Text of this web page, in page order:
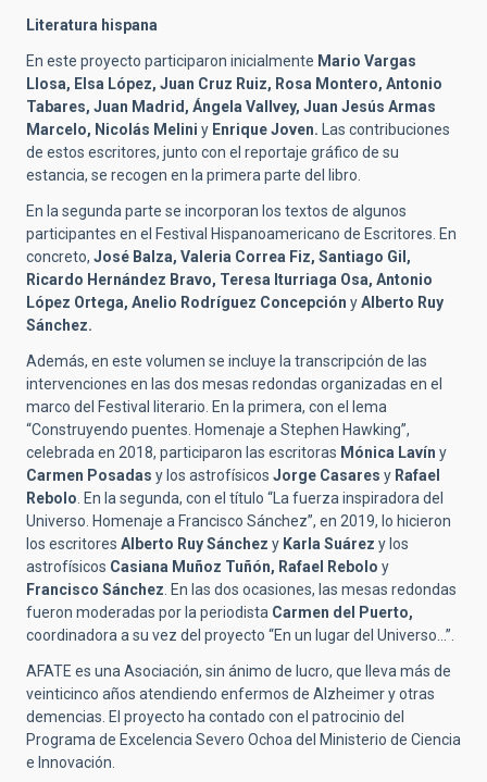
Literatura hispana
En este proyecto participaron inicialmente Mario Vargas
Llosa, Elsa López, Juan Cruz Ruiz, Rosa Montero, Antonio
Tabares, Juan Madrid, Ángela Vallvey, Juan Jesús Armas
Marcelo, Nicolás Melini y Enrique Joven. Las contribuciones
de estos escritores, junto con el reportaje gráfico de su
estancia, se recogen en la primera parte del libro.
En la segunda parte se incorporan los textos de algunos
participantes en el Festival Hispanoamericano de Escritores. En
concreto, José Balza, Valeria Correa Fiz, Santiago Gil,
Ricardo Hernández Bravo, Teresa Iturriaga Osa, Antonio
López Ortega, Anelio Rodríguez Concepción yAlberto Ruy
Sánchez.
Además, en este volumen se incluye la transcripción de las
intervenciones en las dos mesas redondas organizadas en el
marco del Festival literario. En la primera, con el lema
“Construyendo puentes. Homenaje a Stephen Hawking”,
celebrada en 2018, participaron las escritoras Mónica Lavín y
Carmen Posadas y los astrofísicos Jorge Casares y Rafael
Rebolo. En la segunda, con el título “La fuerza inspiradora del
Universo. Homenaje a Francisco Sánchez”, en 2019, lo hicieron
los escritores Alberto Ruy Sánchez y Karla Suárez y los
astrofísicos Casiana Muñoz Tuñón, Rafael Rebolo y
Francisco Sánchez. En las dos ocasiones, las mesas redondas
fueron moderadas por la periodista Carmen del Puerto,
coordinadora a su vez del proyecto “En un lugar del Universo…”.
AFATE es una Asociación, sin ánimo de lucro, que lleva más de
veinticinco años atendiendo enfermos de Alzheimer y otras
demencias. El proyecto ha contado con el patrocinio del
Programa de Excelencia Severo Ochoa del Ministerio de Ciencia
e Innovación.